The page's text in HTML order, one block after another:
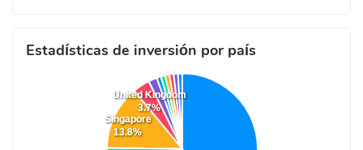
Estadísticas de inversión por país
Singapore
13.8%
United Kingdom
3.7%